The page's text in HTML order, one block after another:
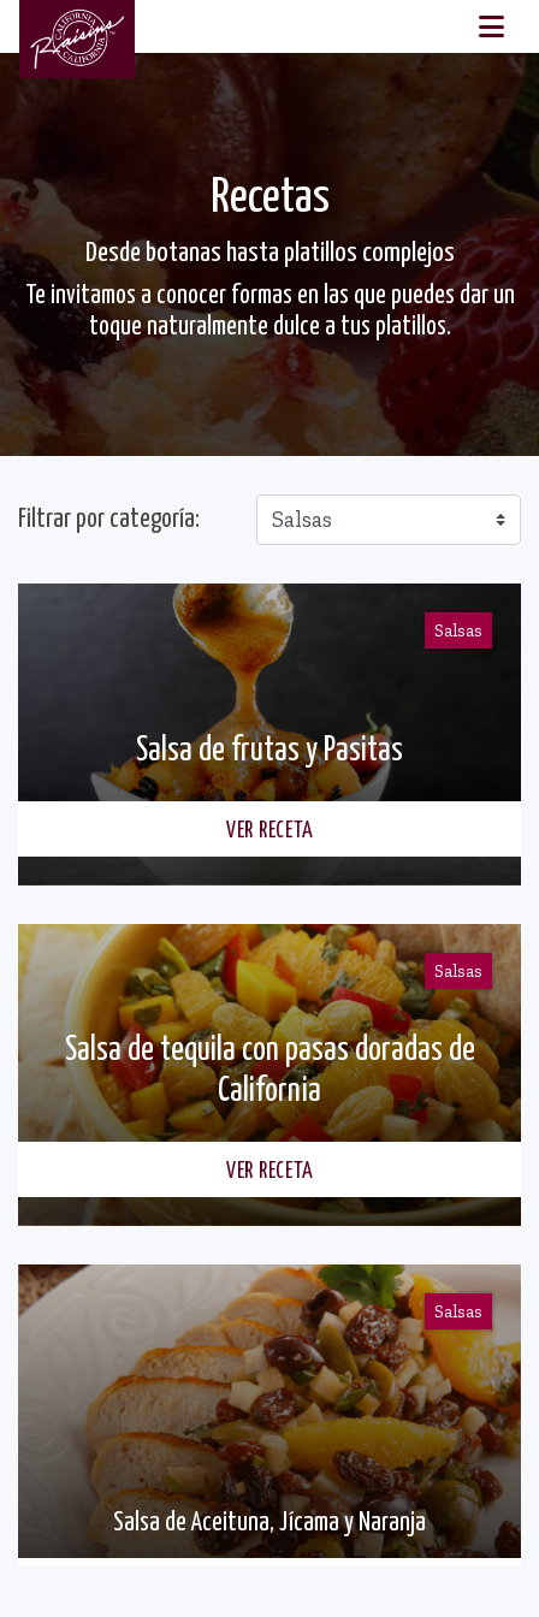
Recetas
Desde botanas hasta platillos complejos
Te invitamos a conocer formas en las que puedes dar un
toque naturalmente dulce a tus platillos.
Filtrar por categoría:
Salsas
Salsa de frutas y Pasitas
VER RECETA
Salsas
Salsa de tequila con pasas doradas de
California
VER RECETA
Salsas
Salsa de Aceituna, Jícama y Naranja